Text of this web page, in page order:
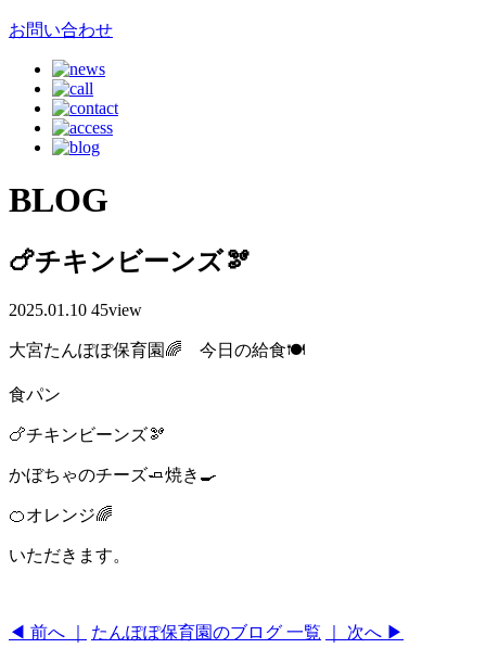
お問い合わせ
BLOG
🍗チキンビーンズ🫘
2025.01.10 45view
大宮たんぽぽ保育園🌈 今日の給食🍽️
食パン
🍗チキンビーンズ🫘
かぼちゃのチーズ🧈焼き🍳
🍊オレンジ🌈
いただきます。
◀ 前へ ｜ たんぽぽ保育園のブログ 一覧 ｜ 次へ ▶